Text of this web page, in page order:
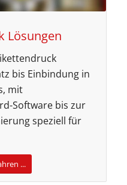
Lösungen
bis Einbindung in
mit
Software bis zur
speziell für
...